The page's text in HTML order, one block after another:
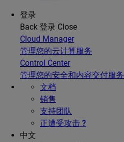
登录
Back 登录 Close
Cloud Manager
管理您的云计算服务
Control Center
管理您的安全和内容交付服务
文档
销售
支持团队
正遭受攻击 ?
中文